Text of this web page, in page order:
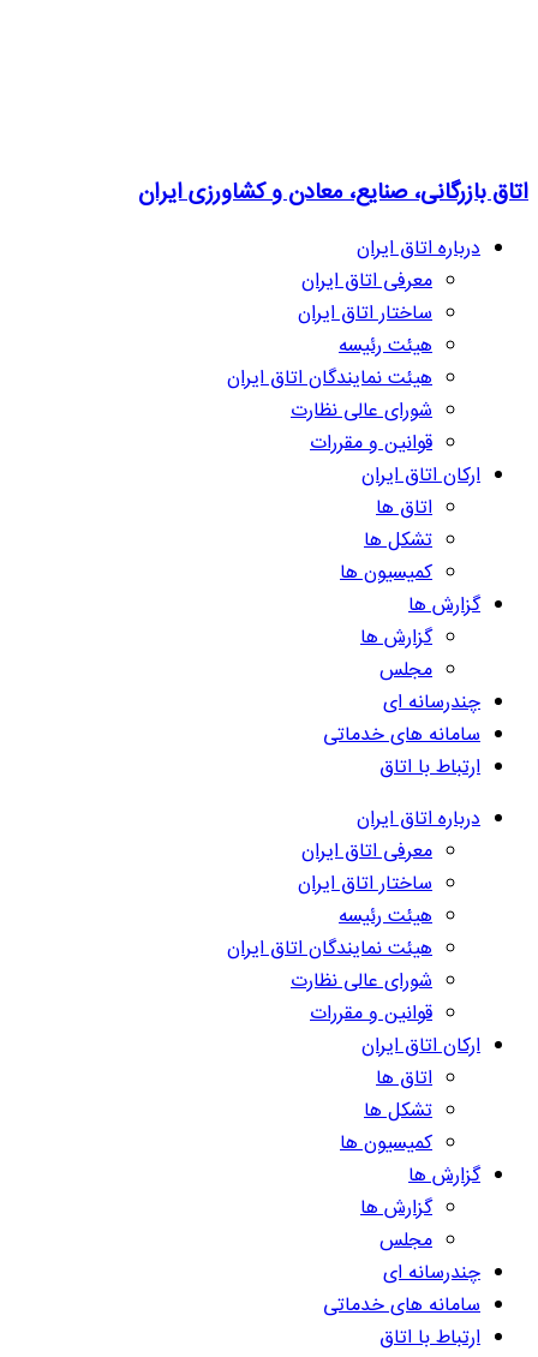
اتاق بازرگانی، صنایع، معادن و کشاورزی ایران
درباره اتاق ایران
معرفی اتاق ایران
ساختار اتاق ایران
هیئت رئیسه
هیئت نمایندگان اتاق ایران
شورای عالی نظارت
قوانین و مقررات
ارکان اتاق ایران
اتاق ها
تشکل ها
کمیسیون ها
گزارش ها
گزارش ها
مجلس
چندرسانه ای
سامانه های خدماتی
ارتباط با اتاق
درباره اتاق ایران
معرفی اتاق ایران
ساختار اتاق ایران
هیئت رئیسه
هیئت نمایندگان اتاق ایران
شورای عالی نظارت
قوانین و مقررات
ارکان اتاق ایران
اتاق ها
تشکل ها
کمیسیون ها
گزارش ها
گزارش ها
مجلس
چندرسانه ای
سامانه های خدماتی
ارتباط با اتاق